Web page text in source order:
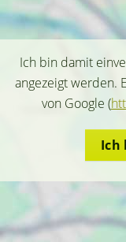
Ich bin damit
angezeigt werden.
von Google (
Ich